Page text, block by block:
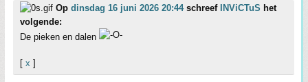
Op dinsdag 16 juni 2026 20:44schreef INViCTuS het
volgende:
De pieken en dalen
[ x ]